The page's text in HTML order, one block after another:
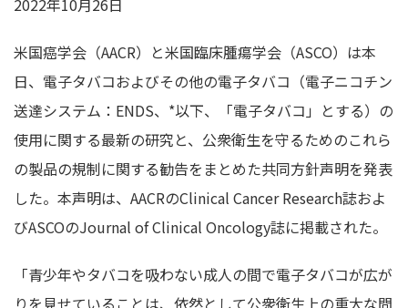
米国癌学会（AACR）と米国臨床腫瘍学会（ASCO）は本
日、電子タバコおよびその他の電子タバコ（電子ニコチン
送達システム：ENDS、*以下、「電子タバコ」とする）の
使用に関する最新の研究と、公衆衛生を守るためのこれら
の製品の規制に関する勧告をまとめた共同方針声明を発表
した。本声明は、AACRのClinical Cancer Research誌およ
びASCOのJournal of Clinical Oncology誌に掲載された。
「青少年やタバコを吸わない成人の間で電子タバコが広が
りを見せていることは、依然として公衆衛生上の重大な問